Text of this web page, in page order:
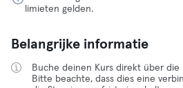
limieten gelden.
Belangrijke informatie
Buche deinen Kurs direkt über die
Bitte beachte, dass dies eine